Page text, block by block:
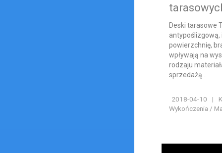
Deski tarasowe
powierzchnię,
wpływają na
rodzaju
sprzedażą...
2018-04-10 |
Wykończenia /